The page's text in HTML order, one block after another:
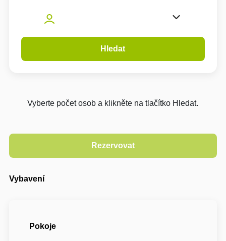
Hledat
Vyberte počet osob a klikněte na tlačítko Hledat.
Vybavení
Pokoje